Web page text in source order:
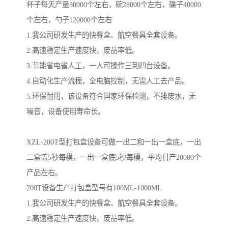
杯子每天产量30000个左右，碗28000个左右，碟子40000
个左右，勺子120000个左右
1.我公司研发生产的快餐盒、航空餐具全套设备。
2.高速稳定生产速度快，废品率低。
3.节能省电省人工，一人可操作三到四台设备。
4.自动化生产流程，全电脑控制，无需人工去产品。
5.环保耐用，该设备符合国家环保检测，不排废水，无
噪音，设备使用寿命长。
XZL-200T型打包盒设备可做一出二和一出一盒底，一出
二盒盖5秒每模，一出一盒底5秒每模，平均日产20000个
产品左右。
200T设备生产打包盒型号有100ML-1000ML
1.我公司研发生产的快餐盒、航空餐具全套设备。
2.高速稳定生产速度快，废品率低。